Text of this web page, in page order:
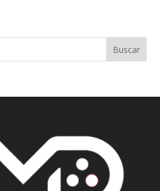
Buscar